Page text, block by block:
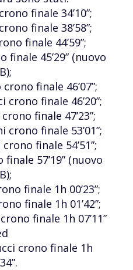
finale 34’10”;
finale 38’58”;
finale 44’59”;
45’29” (nuovo
finale 46’07”;
crono finale 46’20”;
finale 47’23”;
finale 53’01”;
finale 54’51”;
57’19” (nuovo
finale 1h 00’23”;
finale 1h 01’42”;
finale 1h 07’11”
crono finale 1h